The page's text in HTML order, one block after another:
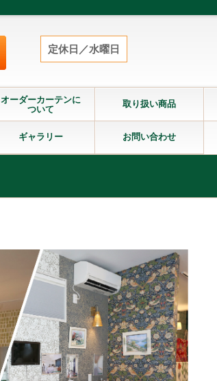
定休日／水曜日
オーダーカーテンに
ついて
取り扱い商品
ギャラリー お問い合わせ